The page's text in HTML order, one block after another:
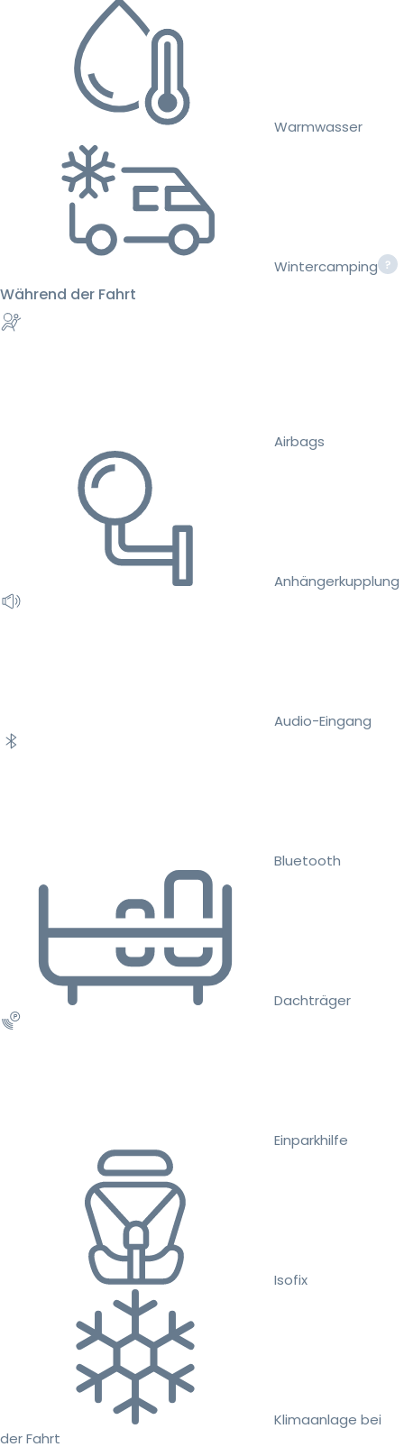
Warmwasser
Wintercamping
Während der Fahrt
Airbags
Anhängerkupplung
Audio-Eingang
Bluetooth
Dachträger
Einparkhilfe
Isofix
Klimaanlage bei
der Fahrt